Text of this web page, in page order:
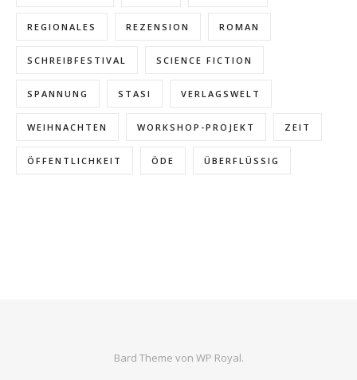
REGIONALES REZENSION ROMAN
SCHREIBFESTIVAL SCIENCE FICTION
SPANNUNG STASI VERLAGSWELT
WEIHNACHTEN WORKSHOP-PROJEKT ZEIT
ÖFFENTLICHKEIT ÖDE ÜBERFLÜSSIG
Bard Theme von WP Royal.